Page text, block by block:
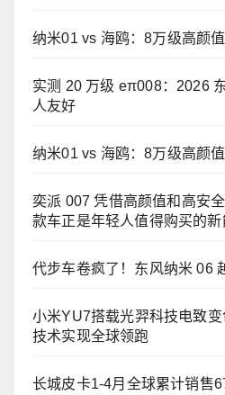
纳米01 vs 海鸥：8万级高颜
实测 20 万级 eπ008：2026
人友好
纳米01 vs 海鸥：8万级高颜
奕派 007 凭借高颜值和高安
款车正是年轻人值得购买的新
代步车卷疯了！东风纳米 06
小米YU7搭载光羿科技电致
技术实现全球领跑
长城皮卡1-4月全球累计销售